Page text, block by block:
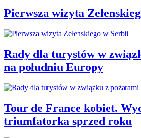
Pierwsza wizyta
Rady dla turystów w
na południu Europy
Tour de France kobiet.
triumfatorka sprzed roku